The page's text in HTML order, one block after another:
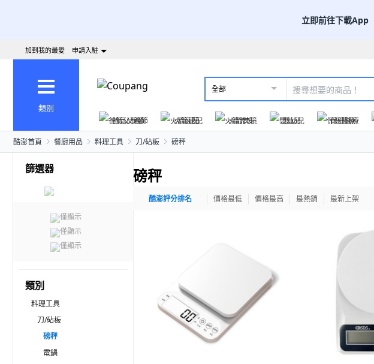
立即前往下載App
加到我的最愛 申請入駐
類別
全部
爸氣父親節
火箭速配 火箭跨境 嬰幼兒 保健醫療
酷澎首頁 餐廚用品 料理工具 刀/砧板 磅秤
篩選器
僅顯示
僅顯示
僅顯示
類別
料理工具
刀/砧板
磅秤
電鍋
磅秤
酷澎評分排名 價格最低 價格最高 最熱銷 最新上架